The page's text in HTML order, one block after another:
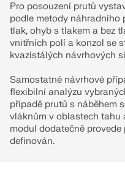
Pro posouzení prutů
podle metody náhradního
tlak, ohyb s tlakem a bez
vnitřních polí a konzol se
kvazistálých návrhových
Samostatné návrhové
flexibilní analýzu
případě prutů s náběhem
vláknům v oblastech tahu
modul dodatečně
definován.